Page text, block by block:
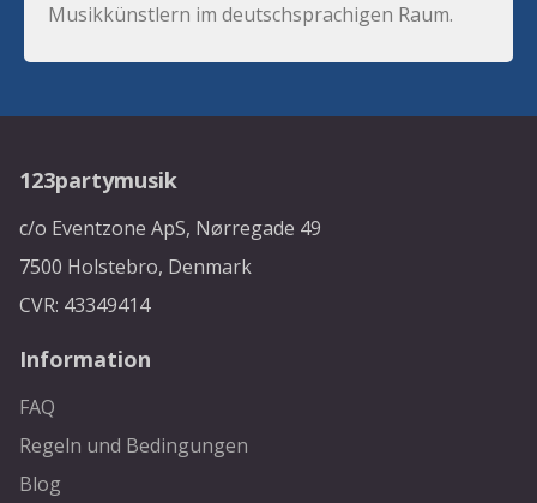
Musikkünstlern im deutschsprachigen Raum.
123partymusik
c/o Eventzone ApS, Nørregade 49
7500 Holstebro, Denmark
CVR: 43349414
Information
FAQ
Regeln und Bedingungen
Blog